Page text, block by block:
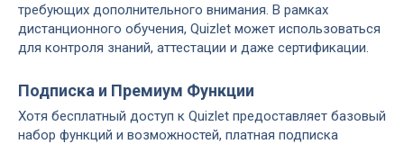
требующих дополнительного внимания. В рамках
дистанционного обучения, Quizlet может использоваться
для контроля знаний, аттестации и даже сертификации.
Подписка и Премиум Функции
Хотя бесплатный доступ к Quizlet предоставляет базовый
набор функций и возможностей, платная подписка